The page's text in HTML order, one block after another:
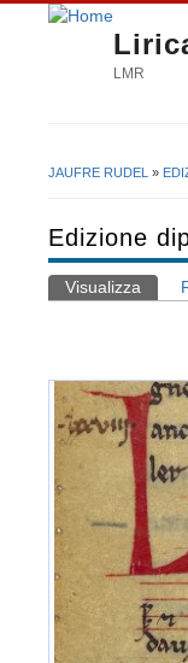
LMR
JAUFRE RUDEL »
Edizione
Schede
Visualizza